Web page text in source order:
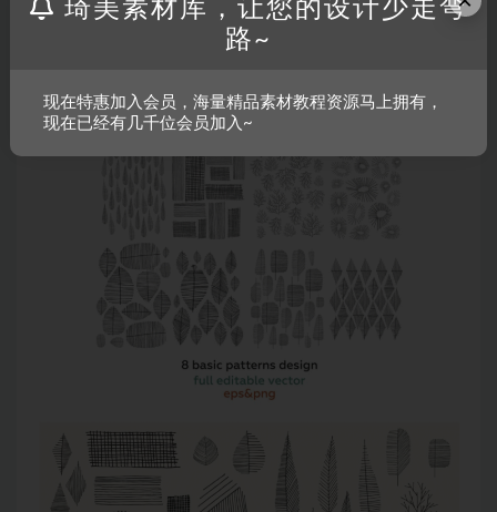
琦美素材库，让您的设计少走弯
路~
现在特惠加入会员，海量精品素材教程资源马上拥有，
现在已经有几千位会员加入~